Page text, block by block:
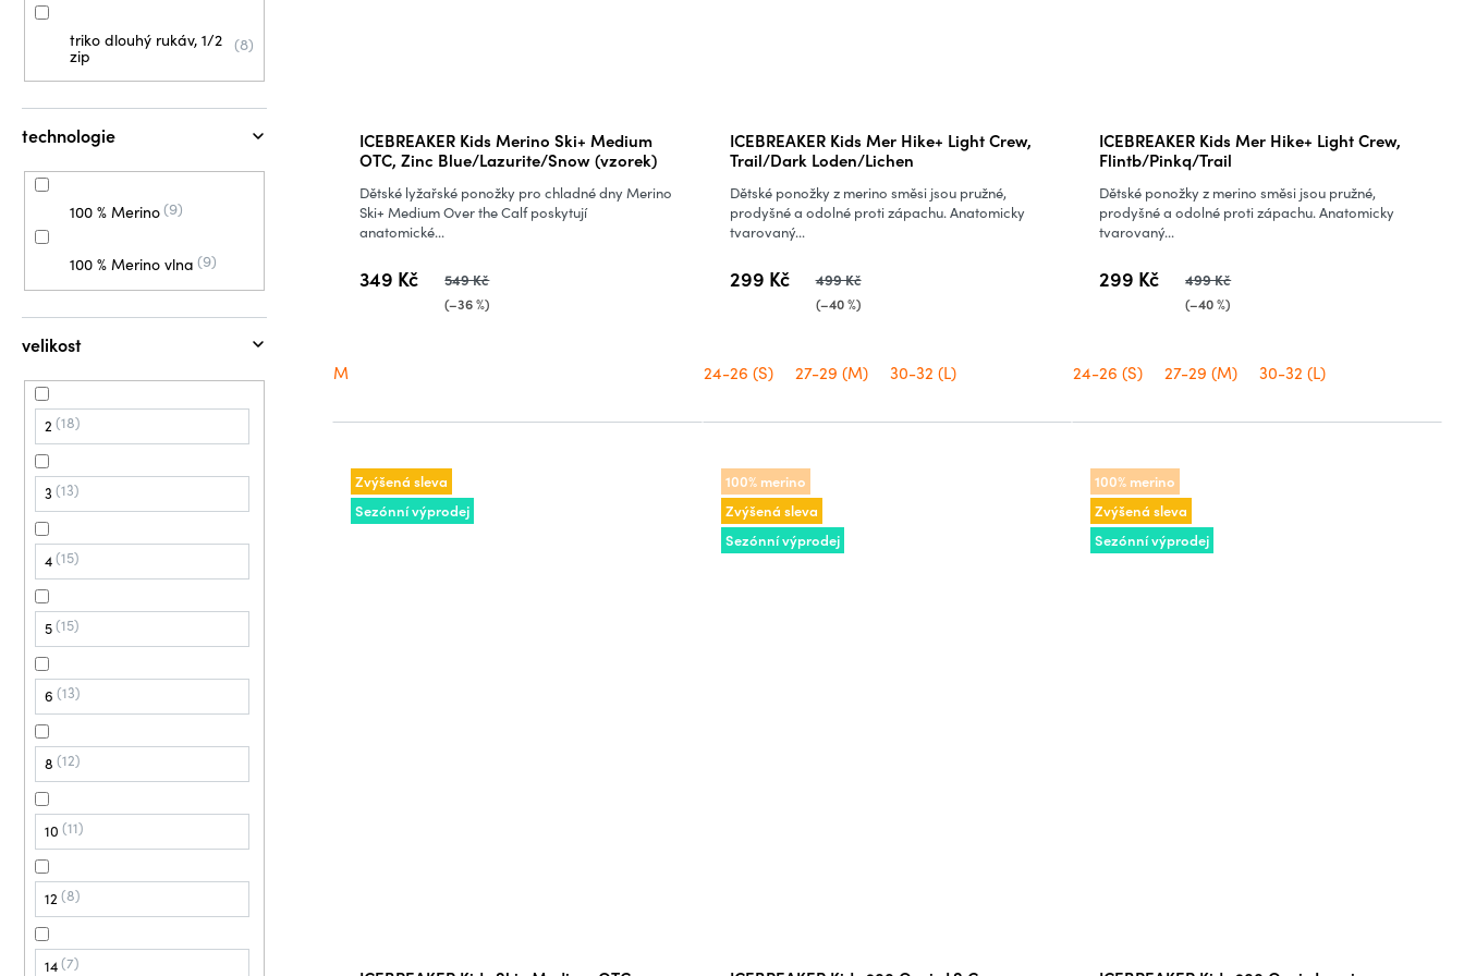
triko dlouhý rukáv, 1/2
zip
8
technologie
100 % Merino 9
100 % Merino vlna 9
velikost
2 18
3 13
4 15
5 15
6 13
8 12
10 11
12 8
14 7
ICEBREAKER Kids Merino Ski+ Medium
OTC, Zinc Blue/Lazurite/Snow (vzorek)
349 Kč 549 Kč
(–36 %)
Dětské lyžařské ponožky pro chladné dny Merino
Ski+ Medium Over the Calf poskytují
anatomické...
M
ICEBREAKER Kids Mer Hike+ Light Crew,
Trail/Dark Loden/Lichen
299 Kč 499 Kč
(–40 %)
Dětské ponožky z merino směsi jsou pružné,
prodyšné a odolné proti zápachu. Anatomicky
tvarovaný...
24-26 (S) 27-29 (M) 30-32 (L)
ICEBREAKER Kids Mer Hike+ Light Crew,
Flintb/Pinkq/Trail
299 Kč 499 Kč
(–40 %)
Dětské ponožky z merino směsi jsou pružné,
prodyšné a odolné proti zápachu. Anatomicky
tvarovaný...
24-26 (S) 27-29 (M) 30-32 (L)
Zvýšená sleva
Sezónní výprodej
100% merino
Zvýšená sleva
Sezónní výprodej
100% merino
Zvýšená sleva
Sezónní výprodej